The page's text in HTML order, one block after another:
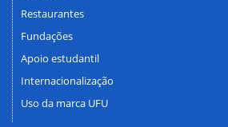
Restaurantes
Fundações
Apoio estudantil
Internacionalização
Uso da marca UFU